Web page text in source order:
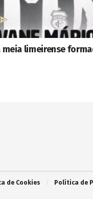
limeirense
de Cookies Política de